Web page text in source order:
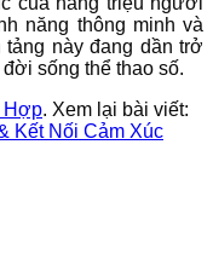
năng thông minh và
này đang dần trở
sống thể thao số.
Hợp. Xem lại bài viết:
Kết Nối Cảm Xúc